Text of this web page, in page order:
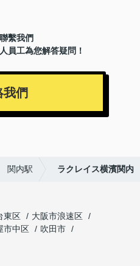
繫我們
員工為您解答疑問！
我們
関内駅 ラクレイス横濱関内
東区
大阪市浪速区
市中区
吹田市